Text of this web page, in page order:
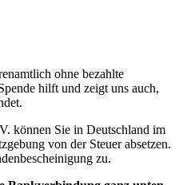
ohne bezahlte
hilft und zeigt uns auch,
können Sie in Deutschland im
von der Steuer absetzen.
zu.